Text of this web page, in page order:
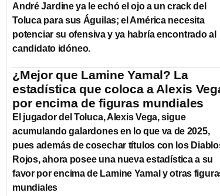
André Jardine ya le echó el ojo a un crack del
Toluca para sus Águilas; el América necesita
potenciar su ofensiva y ya habría encontrado al
candidato idóneo.
¿Mejor que Lamine Yamal? La
estadística que coloca a Alexis
por encima de figuras mundiales
El jugador del Toluca, Alexis Vega, sigue
acumulando galardones en lo que va de 2025,
pues además de cosechar títulos con los
Rojos, ahora posee una nueva estadística a su
favor por encima de Lamine Yamal y otras
mundiales